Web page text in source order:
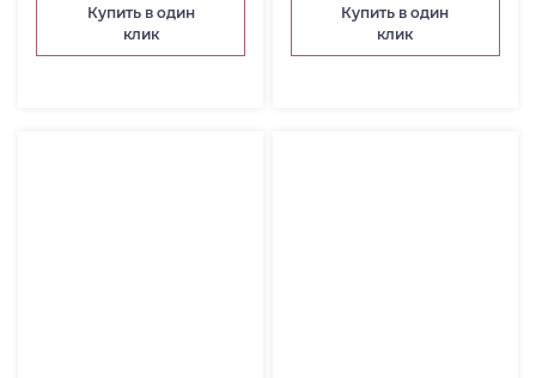
Купить в один
клик
Купить в один
клик